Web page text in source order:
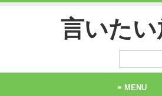
言いたい
≡ MENU